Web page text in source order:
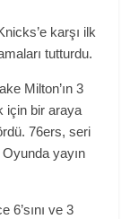
karşı ilk
tutturdu.
Milton’ın 3
için bir araya
76ers, seri
Oyunda yayın
6’sını ve 3